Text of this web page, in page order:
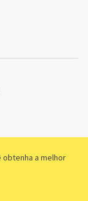
a melhor
89 - Rua Dr.